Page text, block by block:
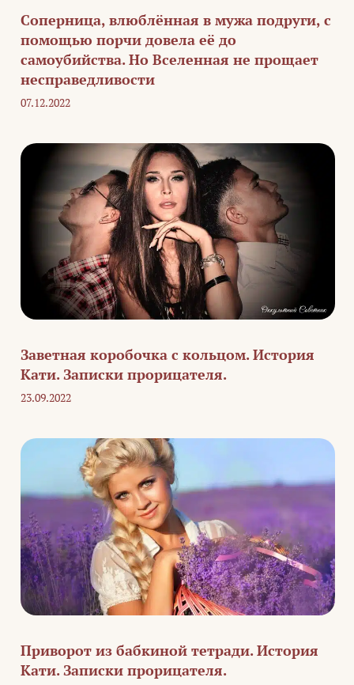
Соперница, влюблённая в мужа подруги, с
помощью порчи довела её до
самоубийства. Но Вселенная не прощает
несправедливости
07.12.2022
Заветная коробочка с кольцом. История
Кати. Записки прорицателя.
23.09.2022
Приворот из бабкиной тетради. История
Кати. Записки прорицателя.